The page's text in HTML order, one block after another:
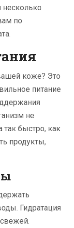
несколько
по
коже? Это
питание
не
так быстро, как
продукты,
Гидратация